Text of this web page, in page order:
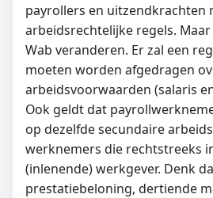
payrollers en uitzendkrachten
arbeidsrechtelijke regels.
Wab veranderen. Er zal een
moeten worden afgedragen
arbeidsvoorwaarden (salaris
Ook geldt dat
op dezelfde secundaire
werknemers die rechtstreeks
(inlenende) werkgever. Denk
prestatiebeloning, dertiende